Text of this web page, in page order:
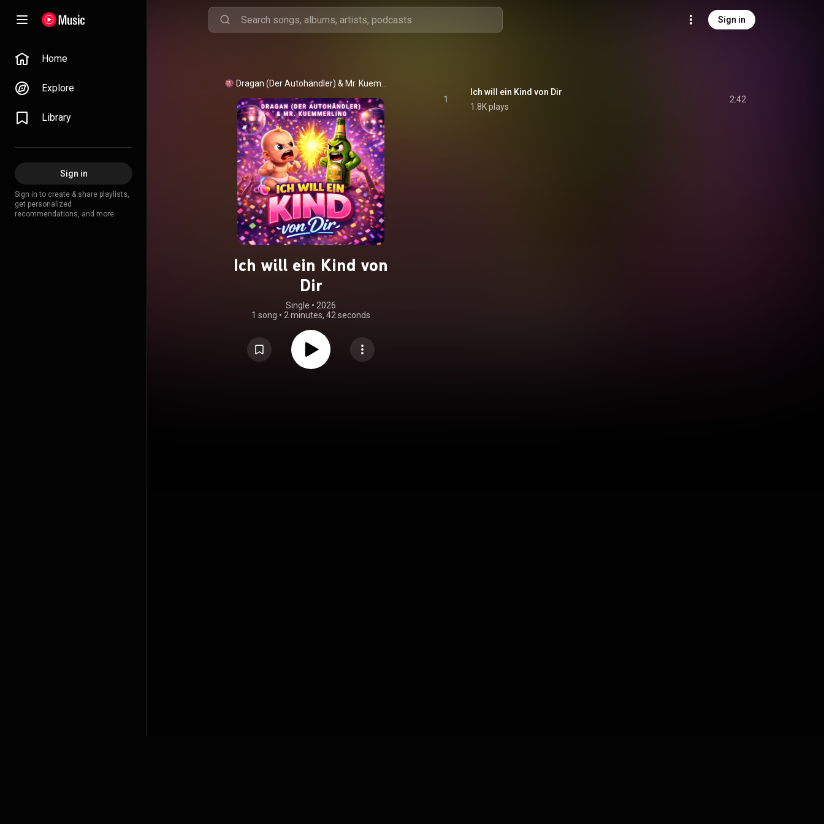
Sign in
Home
Explore
Library
Sign in
Sign in to create & share playlists,
get personalized
recommendations, and more.
Dragan (Der Autohändler) &
Ich will ein Kind von
Dir
Single • 2026
1 song • 2 minutes, 42 seconds
1
Ich will ein Kind von Dir
1.8K plays
2:42